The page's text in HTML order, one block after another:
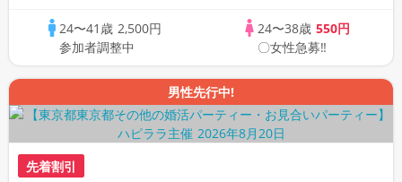
行あり♪♪24〜41歳 2,500円
参加者調整中
24〜38歳 550円
〇女性急募‼
男性先行中!
先着割引